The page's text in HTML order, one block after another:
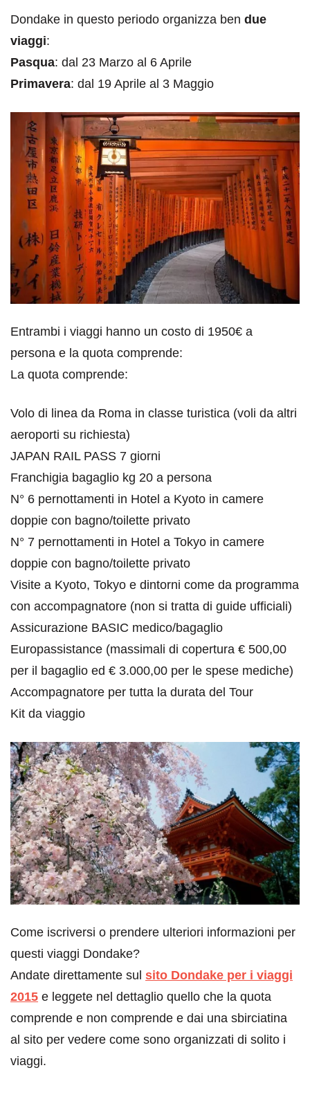
Dondake in questo periodo organizza ben due
viaggi:
Pasqua: dal 23 Marzo al 6 Aprile
Primavera: dal 19 Aprile al 3 Maggio
Entrambi i viaggi hanno un costo di 1950€ a
persona e la quota comprende:
La quota comprende:
Volo di linea da Roma in classe turistica (voli da altri
aeroporti su richiesta)
JAPAN RAIL PASS 7 giorni
Franchigia bagaglio kg 20 a persona
N° 6 pernottamenti in Hotel a Kyoto in camere
doppie con bagno/toilette privato
N° 7 pernottamenti in Hotel a Tokyo in camere
doppie con bagno/toilette privato
Visite a Kyoto, Tokyo e dintorni come da programma
con accompagnatore (non si tratta di guide ufficiali)
Assicurazione BASIC medico/bagaglio
Europassistance (massimali di copertura € 500,00
per il bagaglio ed € 3.000,00 per le spese mediche)
Accompagnatore per tutta la durata del Tour
Kit da viaggio
Come iscriversi o prendere ulteriori informazioni per
questi viaggi Dondake?
Andate direttamente sul sito Dondake per i viaggi
2015 e leggete nel dettaglio quello che la quota
comprende e non comprende e dai una sbirciatina
al sito per vedere come sono organizzati di solito i
viaggi.